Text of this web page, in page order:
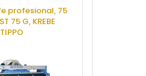
profesional, 75
75 G, KREBE
TIPPO